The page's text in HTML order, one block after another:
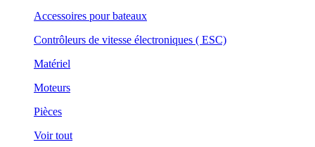
Accessoires pour bateaux
Contrôleurs de vitesse électroniques ( ESC)
Matériel
Moteurs
Pièces
Voir tout